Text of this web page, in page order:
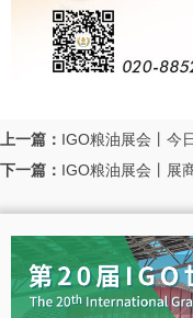
上一篇： IGO粮油展会丨今
下一篇： IGO粮油展会丨展